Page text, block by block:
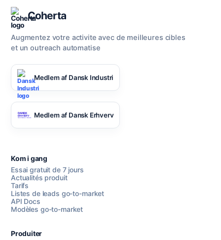
Coherta
Augmentez votre activite avec de meilleures cibles
et un outreach automatise
Medlem af Dansk Industri
Medlem af Dansk Erhverv
Kom i gang
Essai gratuit de 7 jours
Actualités produit
Tarifs
Listes de leads go-to-market
API Docs
Modèles go-to-market
Produiter